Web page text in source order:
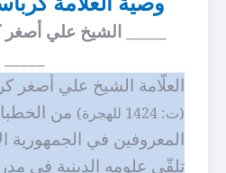
_____ الشيخ علي
العلّامة الشيخ علي أصغر
(ت: 1424 للهجرة)
من
المعروفين في الجمهورية
تلقّى علومه الدينية في